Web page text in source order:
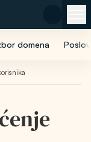
domena